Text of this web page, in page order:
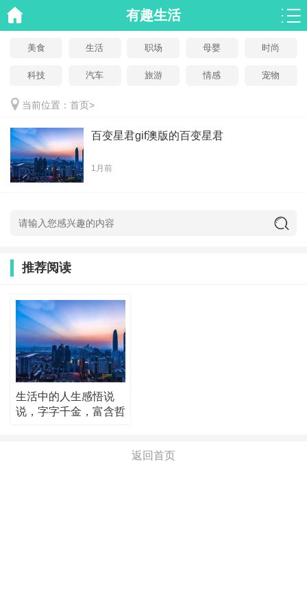
有趣生活
美食 生活 职场 母婴 时尚
科技 汽车 旅游 情感 宠物
当前位置： 首页>
百变星君gif澳版的百变星君
1月前
推荐阅读
生活中的人生感悟说
说，字字千金，富含哲
返回首页